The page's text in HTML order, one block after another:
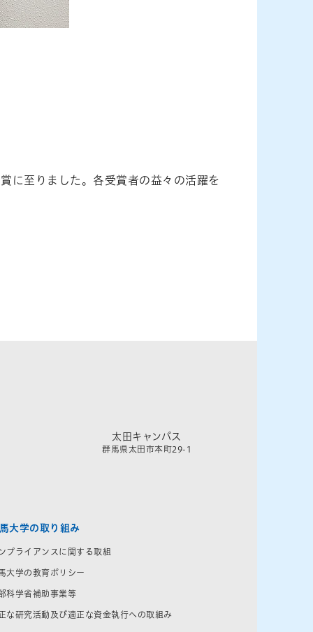
に至りました。各受賞者の益々の活躍を
太田キャンパス
群馬県太田市本町29-1
大学の取り組み
プライアンスに関する取組
大学の教育ポリシー
科学省補助事業等
な研究活動及び適正な資金執行への取組み